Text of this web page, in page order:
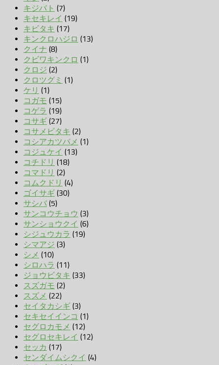
キジバト (7)
キセキレイ (19)
キビタキ (17)
キンクロハジロ (13)
クイナ (8)
クビワキンクロ (1)
クロジ (2)
クロツグミ (1)
ケリ (1)
コガモ (15)
コゲラ (19)
コサギ (27)
コサメビタキ (2)
コシアカツバメ (1)
コジュケイ (13)
コチドリ (18)
コマドリ (2)
コムクドリ (4)
ゴイサギ (30)
サシバ (5)
サンコウチョウ (3)
サンショウクイ (6)
シジュウカラ (19)
シマアジ (3)
シメ (10)
シロハラ (11)
ジョウビタキ (33)
スズガモ (2)
スズメ (22)
セイタカシギ (3)
セキセイインコ (1)
セグロカモメ (12)
セグロセキレイ (12)
セッカ (17)
センダイムシクイ (4)